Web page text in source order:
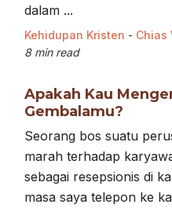
dalam ...
Kehidupan Kristen - Chias
8 min read
Apakah Kau
Gembalamu?
Seorang bos suatu
marah terhadap
sebagai resepsionis di
masa saya telepon ke